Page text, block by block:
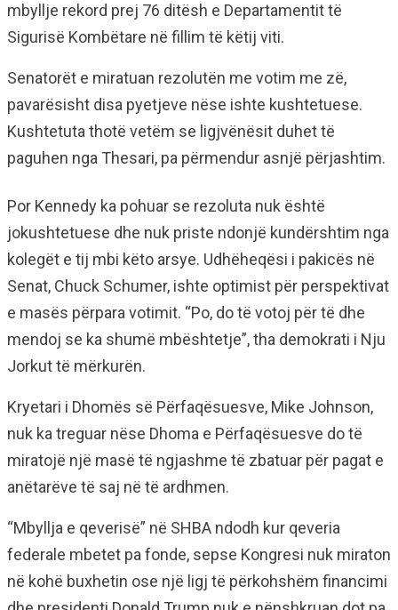
mbyllje rekord prej 76 ditësh e Departamentit të
Sigurisë Kombëtare në fillim të këtij viti.
Senatorët e miratuan rezolutën me votim me zë,
pavarësisht disa pyetjeve nëse ishte kushtetuese.
Kushtetuta thotë vetëm se ligjvënësit duhet të
paguhen nga Thesari, pa përmendur asnjë përjashtim.
Por Kennedy ka pohuar se rezoluta nuk është
jokushtetuese dhe nuk priste ndonjë kundërshtim nga
kolegët e tij mbi këto arsye. Udhëheqësi i pakicës në
Senat, Chuck Schumer, ishte optimist për perspektivat
e masës përpara votimit. “Po, do të votoj për të dhe
mendoj se ka shumë mbështetje”, tha demokrati i Nju
Jorkut të mërkurën.
Kryetari i Dhomës së Përfaqësuesve, Mike Johnson,
nuk ka treguar nëse Dhoma e Përfaqësuesve do të
miratojë një masë të ngjashme të zbatuar për pagat e
anëtarëve të saj në të ardhmen.
“Mbyllja e qeverisë” në SHBA ndodh kur qeveria
federale mbetet pa fonde, sepse Kongresi nuk miraton
në kohë buxhetin ose një ligj të përkohshëm financimi